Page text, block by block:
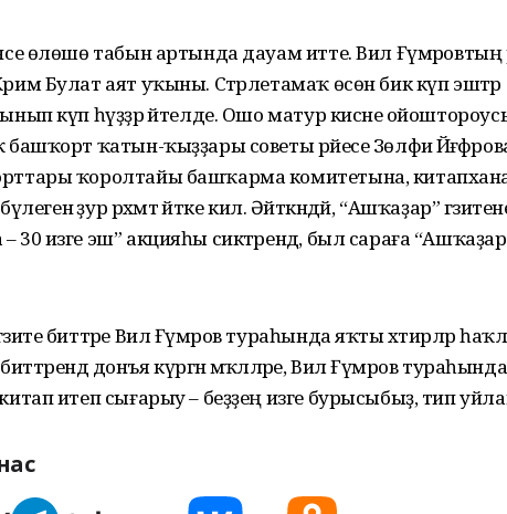
өлөшө табын артында дауам итте. Вил
Булат аят уҡыны. Стәрлетамаҡ өсөн бик күп
күп һүҙҙәр әйтелде. Ошо матур кисәне
башҡорт ҡатын-ҡыҙҙары советы рәйесе Зөлфиә
ҡоролтайы башҡарма комитетына, китапхана
бүлегенә ҙур рәхмәт әйтке килә. Әйткәндәй, “Ашҡаҙар”
изге эш” акцияһы сиктәрендә, был сараға “Ашҡаҙар”
биттәре Вил Ғүмәров тураһында яҡты хәтирәләр
биттәрендә донъя күргән мәҡәләләре, Вил Ғүмәров
итеп сығарыу – беҙҙең изге бурысыбыҙ, тип